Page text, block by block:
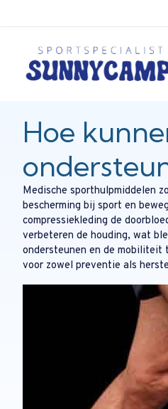
Hoe
Medische sporthulpmiddelen
bescherming bij sport en
compressiekleding de
verbeteren de houding, wat
ondersteunen en de mobiliteit
voor zowel preventie als